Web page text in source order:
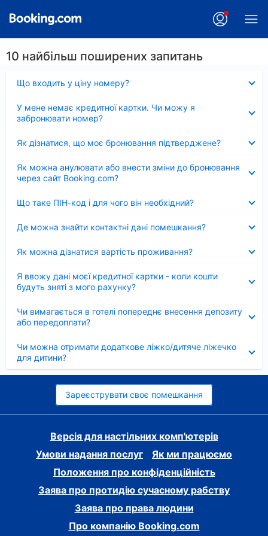
10 найбільш поширених запитань
Що входить у ціну номеру?
У мене немає кредитної картки. Чи можу я
забронювати номер?
Як дізнатися, що моє бронювання підтверджене?
Як можна анулювати або внести зміни до бронювання
через сайт Booking.com?
Що таке ПІН-код і для чого він необхідний?
Де можна знайти контактні дані помешкання?
Як можна дізнатися вартість проживання?
Я ввожу дані моєї кредитної картки - коли кошти
будуть зняті з мого рахунку?
Чи вимагається в готелі попереднє внесення депозиту
або передоплати?
Чи можна отримати додаткове ліжко/дитяче ліжечко
для дитини?
Зареєструвати своє помешкання
Версія для настільних комп'ютерів
Умови надання послуг
Як ми працюємо
Положення про конфіденційність
Заява про протидію сучасному рабству
Заява про права людини
Про компанію Booking.com